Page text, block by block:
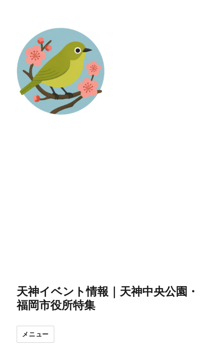
天神イベント情報｜天神中央公園・
福岡市役所特集
メニュー